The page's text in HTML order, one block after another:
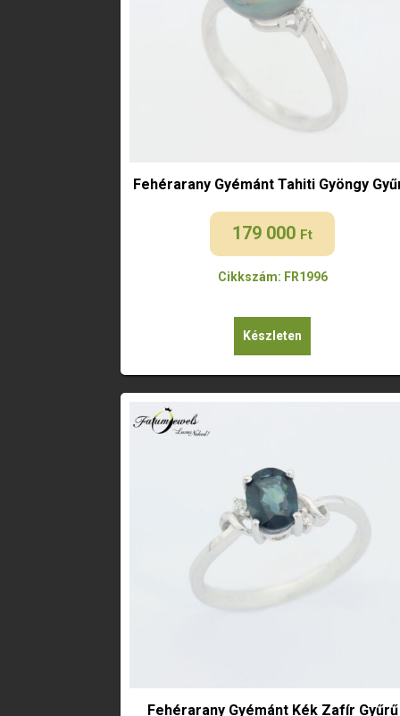
Fehérarany Gyémánt Tahiti Gyöngy
179 000 Ft
Cikkszám: FR1996
Készleten
Fehérarany Gyémánt Kék Zafír Gyűrű